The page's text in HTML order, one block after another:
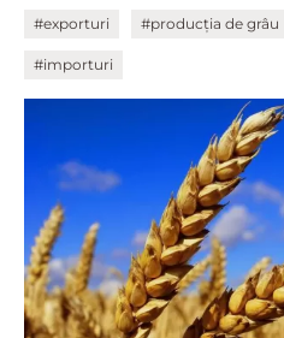
#exporturi #producția de grâu
#importuri